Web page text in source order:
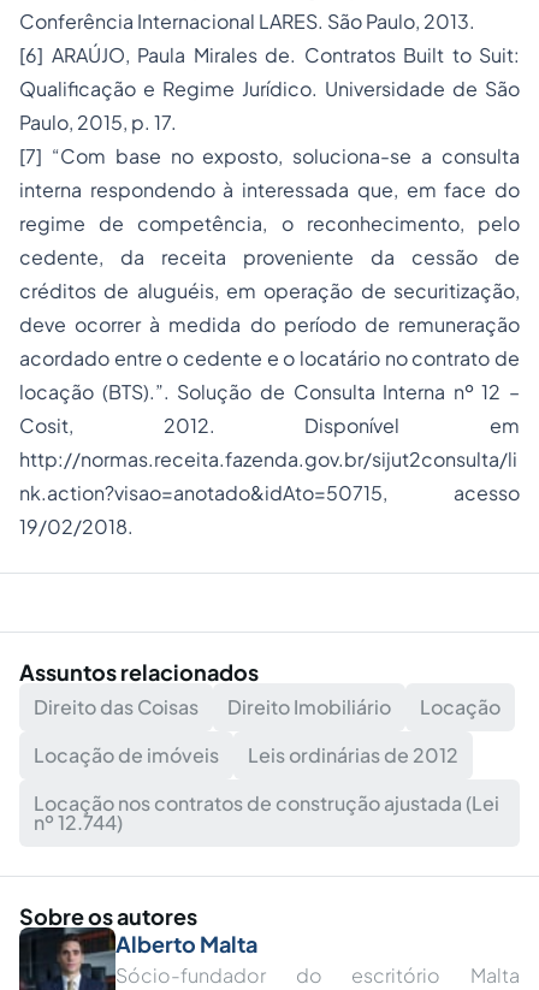
Conferência Internacional LARES. São Paulo, 2013.
[6] ARAÚJO, Paula Mirales de. Contratos Built to Suit:
Qualificação e Regime Jurídico. Universidade de São
Paulo, 2015, p. 17.
[7] “Com base no exposto, soluciona-se a consulta
interna respondendo à interessada que, em face do
regime de competência, o reconhecimento, pelo
cedente, da receita proveniente da cessão de
créditos de aluguéis, em operação de securitização,
deve ocorrer à medida do período de remuneração
acordado entre o cedente e o locatário no contrato de
locação (BTS).”. Solução de Consulta Interna nº 12 –
Cosit, 2012. Disponível em
http://normas.receita.fazenda.gov.br/sijut2consulta/li
nk.action?visao=anotado&idAto=50715, acesso
19/02/2018.
Assuntos relacionados
Direito das Coisas Direito Imobiliário
Locação
Locação de imóveis
Leis ordinárias de 2012
Locação nos contratos de construção ajustada (Lei
nº 12.744)
Sobre os autores
Alberto Malta
Sócio-fundador do escritório Malta